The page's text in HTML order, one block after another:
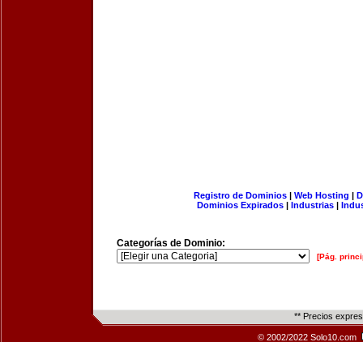
Registro de Dominios| Web Hosting |
Dominios Expirados | Industrias |
Categorías de Dominio:
[Pág.
** Precios
© 2002/2022 Solo10.com